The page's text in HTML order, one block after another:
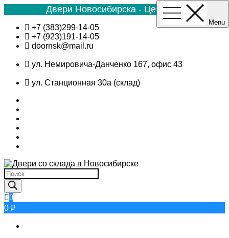
Двери Новосибирска - Цена №1
Skip
content
+7 (383)299-14-05
+7 (923)191-14-05
doornsk@mail.ru
ул. Немировича-Данченко 167, офис 43
ул. Станционная 30а (склад)
Поиск
товаров
0
0 ₽
Menu